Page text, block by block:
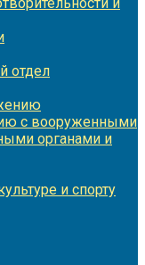
отдел
с вооруженными
органами и
и спорту